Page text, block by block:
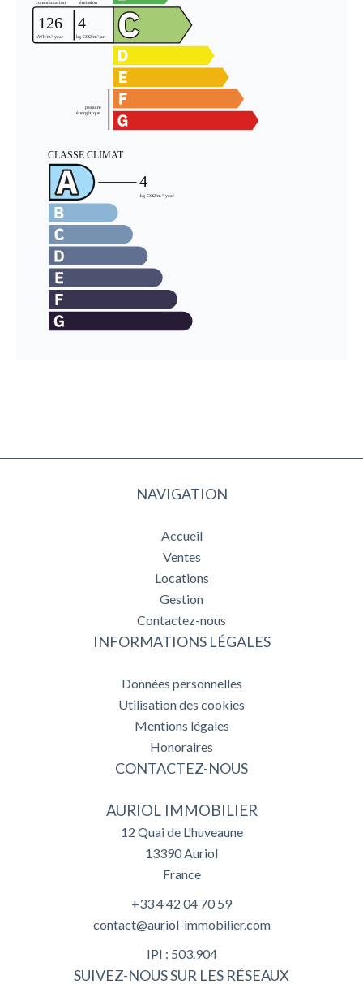
NAVIGATION
Accueil
Ventes
Locations
Gestion
Contactez-nous
INFORMATIONS LÉGALES
Données personnelles
Utilisation des cookies
Mentions légales
Honoraires
CONTACTEZ-NOUS
AURIOL IMMOBILIER
12 Quai de L'huveaune
13390Auriol
France
+33 4 42 04 70 59
contact@auriol-immobilier.com
IPI : 503.904
SUIVEZ-NOUS SUR LES RÉSEAUX